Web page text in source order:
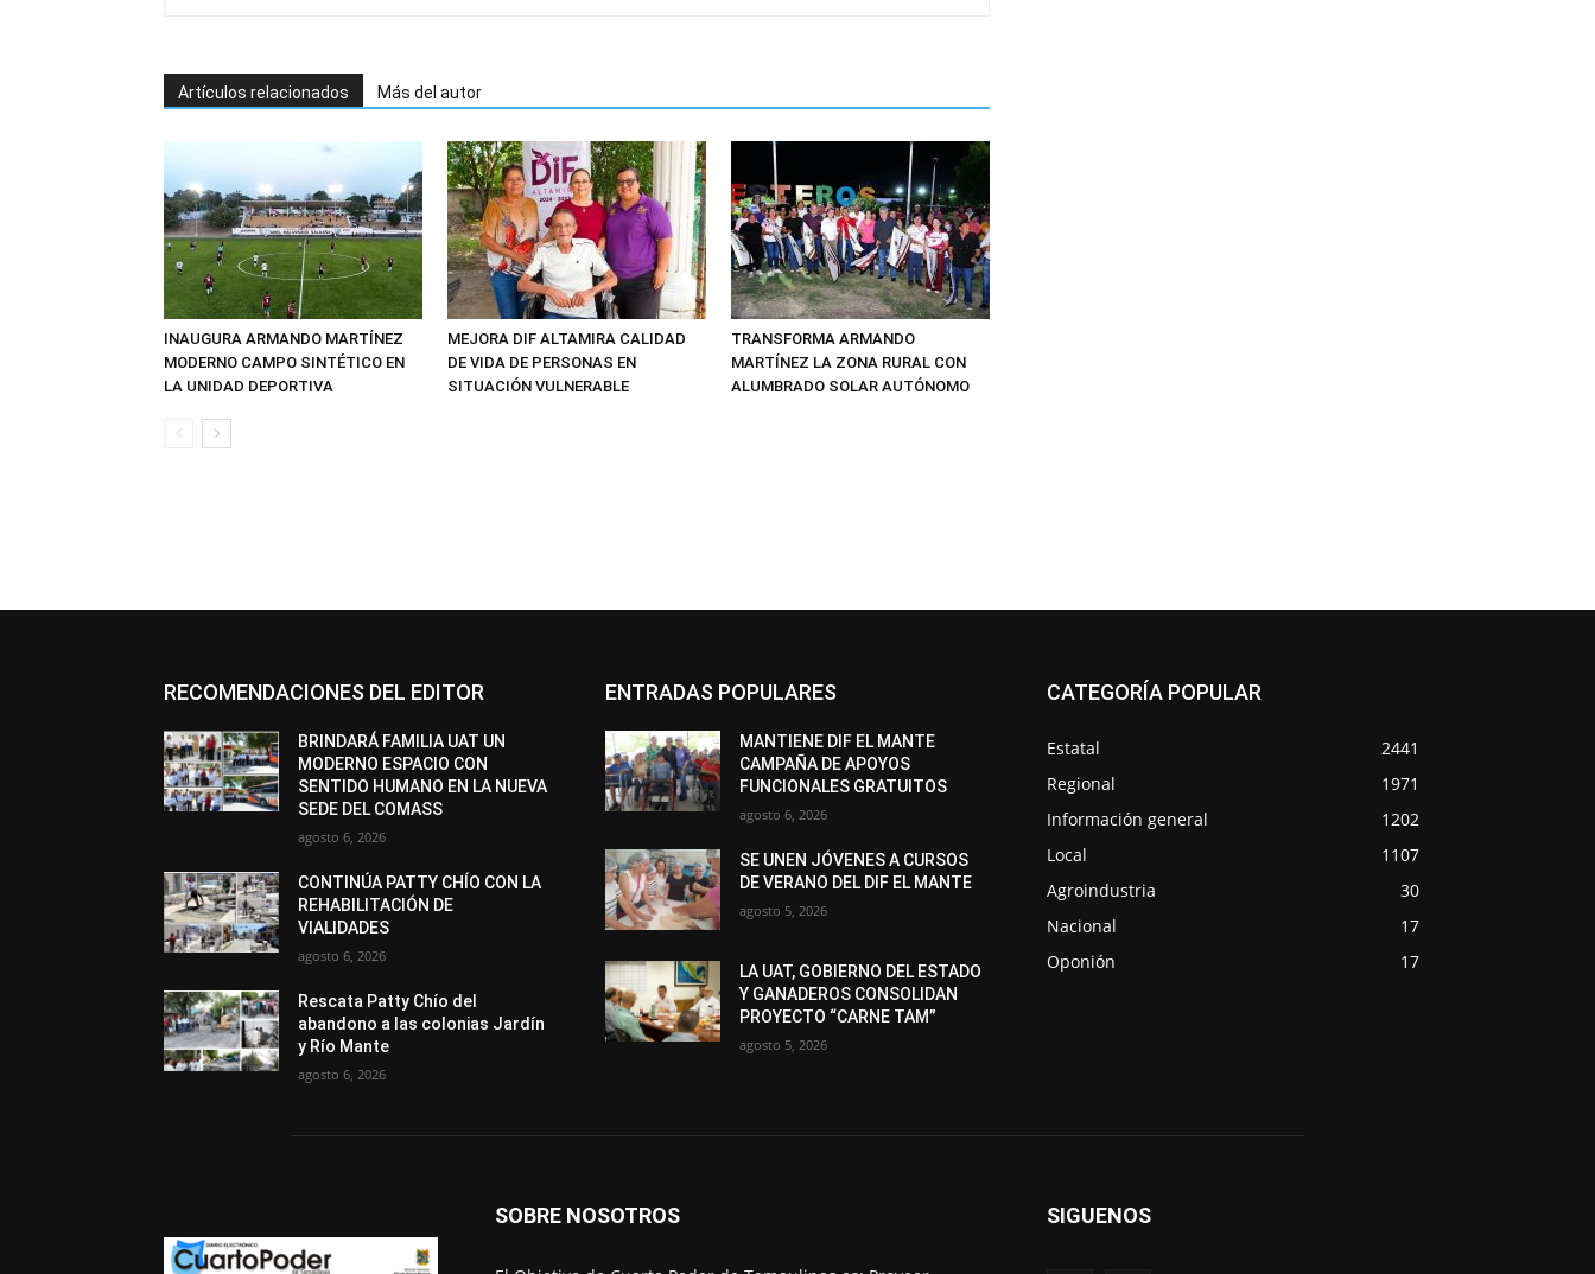
Artículos relacionados Más del autor
INAUGURA ARMANDO MARTÍNEZ
MODERNO CAMPO SINTÉTICO EN
LA UNIDAD DEPORTIVA
MEJORA DIF ALTAMIRA CALIDAD
DE VIDA DE PERSONAS EN
SITUACIÓN VULNERABLE
TRANSFORMA ARMANDO
MARTÍNEZ LA ZONA RURAL CON
ALUMBRADO SOLAR AUTÓNOMO
RECOMENDACIONES DEL EDITOR
BRINDARÁ FAMILIA UAT UN
MODERNO ESPACIO CON
SENTIDO HUMANO EN LA NUEVA
SEDE DEL COMASS
agosto 6, 2026
CONTINÚA PATTY CHÍO CON LA
REHABILITACIÓN DE
VIALIDADES
agosto 6, 2026
Rescata Patty Chío del
abandono a las colonias Jardín
y Río Mante
agosto 6, 2026
ENTRADAS POPULARES
MANTIENE DIF EL MANTE
CAMPAÑA DE APOYOS
FUNCIONALES GRATUITOS
agosto 6, 2026
SE UNEN JÓVENES A CURSOS
DE VERANO DEL DIF EL MANTE
agosto 5, 2026
LA UAT, GOBIERNO DEL ESTADO
Y GANADEROS CONSOLIDAN
PROYECTO “CARNE TAM”
agosto 5, 2026
CATEGORÍA POPULAR
Estatal
2441
Regional
1971
Información general
1202
Local
1107
Agroindustria
30
Nacional
17
Oponión
17
SOBRE NOSOTROS SIGUENOS